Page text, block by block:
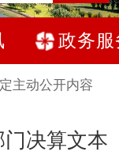
政务服
主动公开内容
决算文本